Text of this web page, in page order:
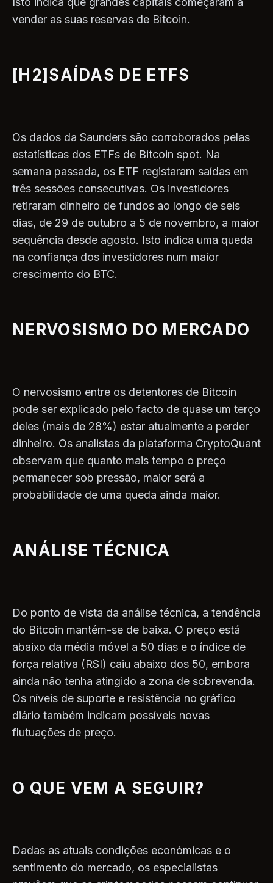
vender as suas reservas de Bitcoin.
[H2]SAÍDAS DE ETFS
Os dados da Saunders são corroborados pelas
estatísticas dos ETFs de Bitcoin spot. Na
semana passada, os ETF registaram saídas em
três sessões consecutivas. Os investidores
retiraram dinheiro de fundos ao longo de seis
dias, de 29 de outubro a 5 de novembro, a maior
sequência desde agosto. Isto indica uma queda
na confiança dos investidores num maior
crescimento do BTC.
NERVOSISMO DO MERCADO
O nervosismo entre os detentores de Bitcoin
pode ser explicado pelo facto de quase um terço
deles (mais de 28%) estar atualmente a perder
dinheiro. Os analistas da plataforma CryptoQuant
observam que quanto mais tempo o preço
permanecer sob pressão, maior será a
probabilidade de uma queda ainda maior.
ANÁLISE TÉCNICA
Do ponto de vista da análise técnica, a tendência
do Bitcoin mantém-se de baixa. O preço está
abaixo da média móvel a 50 dias e o índice de
força relativa (RSI) caiu abaixo dos 50, embora
ainda não tenha atingido a zona de sobrevenda.
Os níveis de suporte e resistência no gráfico
diário também indicam possíveis novas
flutuações de preço.
O QUE VEM A SEGUIR?
Dadas as atuais condições económicas e o
sentimento do mercado, os especialistas